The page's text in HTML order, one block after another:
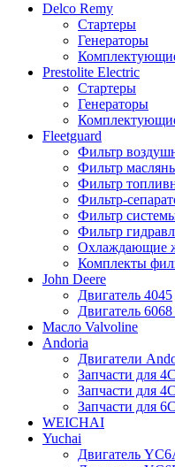
Delco Remy
Стартеры
Генераторы
Prestolite Electric
Стартеры
Генераторы
Fleetguard
Фильтр
Фильтр
Фильтр
Фильтр-
Фильтр
Фильтр
Охлаждающие
Комплекты
John Deere
Двигатель 4045
Двигатель
Масло Valvoline
Andoria
Двигатели
Запчасти для
Запчасти для
Запчасти для
WEICHAI
Yuchai
Двигатель